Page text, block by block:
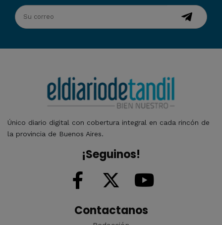
Único diario digital con cobertura integral en cada rincón de
la provincia de Buenos Aires.
¡Seguinos!
Contactanos